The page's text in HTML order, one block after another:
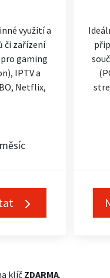
využití a
či zařízení
pro gaming
IPTV a
Netflix,
klíč ZDARMA.